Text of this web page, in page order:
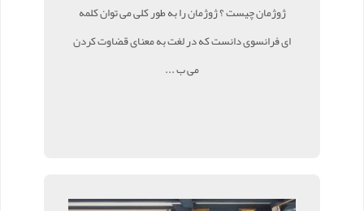
ژوژمان چیست ؟ ژوژمان را به طور کلی می توان کلمه
ای فرانسوی دانست که در لغت به معنای قضاوت کردن
می ب ...